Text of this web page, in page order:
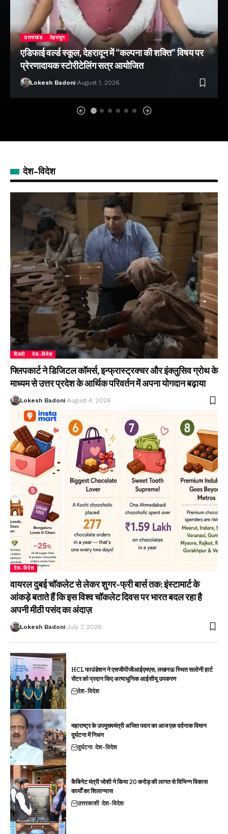
उत्तराखंड देहरादून
एडिफाई वर्ल्ड स्कूल, देहरादून में “कल्पना की शक्ति” विषय पर
प्रेरणादायक स्टोरीटेलिंग सत्र आयोजित
Lokesh Badoni August 1, 2026
देश-विदेश
दिल्ली देश-विदेश
फ्लिपकार्ट ने डिजिटल कॉमर्स, इन्फ्रास्ट्रक्चर और इंक्लुसिव ग्रोथ के
माध्यम से उत्तर प्रदेश के आर्थिक परिवर्तन में अपना योगदान बढ़ाया
Lokesh Badoni August 4, 2026
देश-विदेश
वायरल दुबई चॉकलेट से लेकर शुगर-फ्री बार्स तक: इंस्टामार्ट के
आंकड़े बताते हैं कि इस विश्व चॉकलेट दिवस पर भारत बदल रहा है
अपनी मीठी पसंद का अंदाज़
Lokesh Badoni July 7, 2026
HCL फाउंडेशन ने एसजीपीजीआईएमएस, लखनऊ स्थित सलोनी हार्ट
सेंटर को प्रदान किए अत्याधुनिक आईसीयू उपकरण
देश-विदेश
महाराष्ट्र के उपमुख्यमंत्री अजित पवार का आज एक दर्दनाक विमान
दुर्घटना में निधन
दुर्घटना देश-विदेश
कैबिनेट मंत्री जोशी ने किया 20 करोड़ की लागत से विभिन्न विकास
कार्यों का शिलान्यास
उत्तरकाशी देश-विदेश